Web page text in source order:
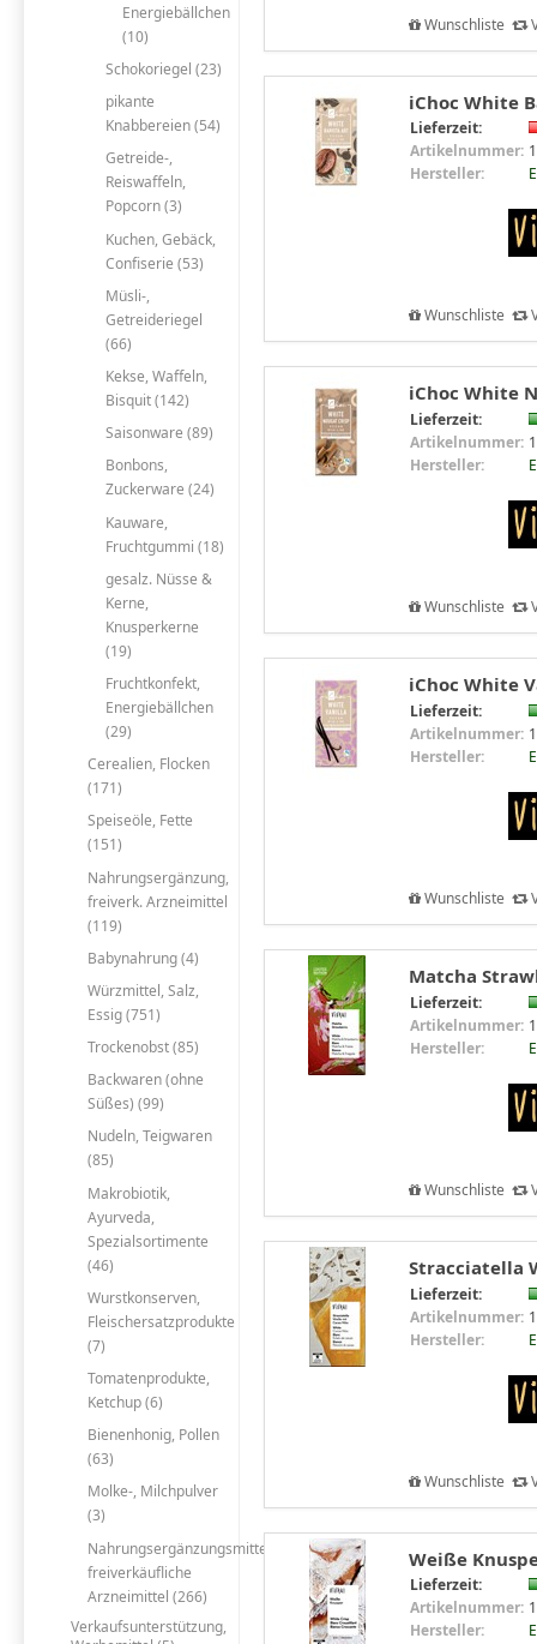
Energiebällchen
(10)
Schokoriegel (23)
pikante
Knabbereien (54)
Getreide-,
Reiswaffeln,
Popcorn (3)
Kuchen, Gebäck,
Confiserie (53)
Müsli-,
Getreideriegel
(66)
Kekse, Waffeln,
Bisquit (142)
Saisonware (89)
Bonbons,
Zuckerware (24)
Kauware,
Fruchtgummi (18)
gesalz. Nüsse &
Kerne,
Knusperkerne
(19)
Fruchtkonfekt,
Energiebällchen
(29)
Cerealien, Flocken
(171)
Speiseöle, Fette
(151)
Nahrungsergänzung,
freiverk. Arzneimittel
(119)
Babynahrung (4)
Würzmittel, Salz,
Essig (751)
Trockenobst (85)
Backwaren (ohne
Süßes) (99)
Nudeln, Teigwaren
(85)
Makrobiotik,
Ayurveda,
Spezialsortimente
(46)
Wurstkonserven,
Fleischersatzprodukte
(7)
Tomatenprodukte,
Ketchup (6)
Bienenhonig, Pollen
(63)
Molke-, Milchpulver
(3)
Nahrungsergänzungsmittel,
freiverkäufliche
Arzneimittel (266)
Verkaufsunterstützung,
Wunschliste
iChoc White
Lieferzeit:
Artikelnummer:
Hersteller:
Wunschliste
iChoc White
Lieferzeit:
Artikelnummer:
Hersteller:
Wunschliste
iChoc White
Lieferzeit:
Artikelnummer:
Hersteller:
Wunschliste
Matcha
Lieferzeit:
Artikelnummer:
Hersteller:
Wunschliste
Stracciatella
Lieferzeit:
Artikelnummer:
Hersteller:
Wunschliste
Weiße
Lieferzeit:
Artikelnummer:
Hersteller: